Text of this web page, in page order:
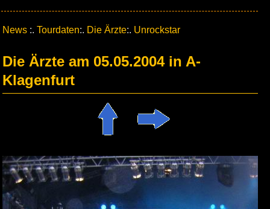
News :. Tourdaten:. Die Ärzte:. Unrockstar
Die Ärzte am 05.05.2004 in A-
Klagenfurt